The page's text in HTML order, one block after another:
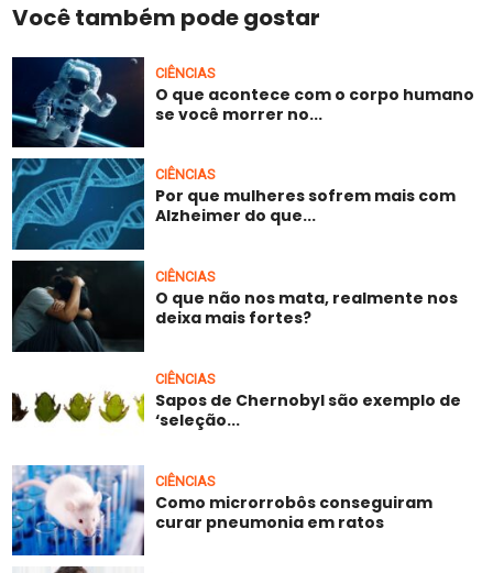
Você também pode gostar
CIÊNCIAS
O que acontece com o corpo humano
se você morrer no...
CIÊNCIAS
Por que mulheres sofrem mais com
Alzheimer do que...
CIÊNCIAS
O que não nos mata, realmente nos
deixa mais fortes?
CIÊNCIAS
Sapos de Chernobyl são exemplo de
‘seleção...
CIÊNCIAS
Como microrrobôs conseguiram
curar pneumonia em ratos